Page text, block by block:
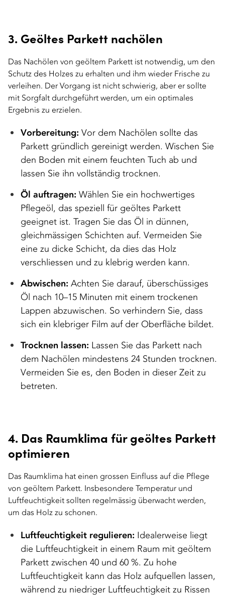
3. Geöltes Parkett nachölen
Das Nachölen von geöltem Parkett ist notwendig, um den
Schutz des Holzes zu erhalten und ihm wieder Frische zu
verleihen. Der Vorgang ist nicht schwierig, aber er sollte
mit Sorgfalt durchgeführt werden, um ein optimales
Ergebnis zu erzielen.
Vorbereitung: Vor dem Nachölen sollte das
Parkett gründlich gereinigt werden. Wischen Sie
den Boden mit einem feuchten Tuch ab und
lassen Sie ihn vollständig trocknen.
Öl auftragen: Wählen Sie ein hochwertiges
Pflegeöl, das speziell für geöltes Parkett
geeignet ist. Tragen Sie das Öl in dünnen,
gleichmässigen Schichten auf. Vermeiden Sie
eine zu dicke Schicht, da dies das Holz
verschliessen und zu klebrig werden kann.
Abwischen: Achten Sie darauf, überschüssiges
Öl nach 10–15 Minuten mit einem trockenen
Lappen abzuwischen. So verhindern Sie, dass
sich ein klebriger Film auf der Oberfläche bildet.
Trocknen lassen: Lassen Sie das Parkett nach
dem Nachölen mindestens 24 Stunden trocknen.
Vermeiden Sie es, den Boden in dieser Zeit zu
betreten.
4. Das Raumklima für geöltes Parkett
optimieren
Das Raumklima hat einen grossen Einfluss auf die Pflege
von geöltem Parkett. Insbesondere Temperatur und
Luftfeuchtigkeit sollten regelmässig überwacht werden,
um das Holz zu schonen.
Luftfeuchtigkeit regulieren: Idealerweise liegt
die Luftfeuchtigkeit in einem Raum mit geöltem
Parkett zwischen 40 und 60 %. Zu hohe
Luftfeuchtigkeit kann das Holz aufquellen lassen,
während zu niedriger Luftfeuchtigkeit zu Rissen